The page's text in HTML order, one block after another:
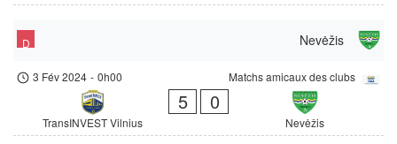
Nevėžis
D
Matchs amicaux des clubs
3 Fév 2024 - 0h00
TransINVEST Vilnius
5 0
Nevėžis